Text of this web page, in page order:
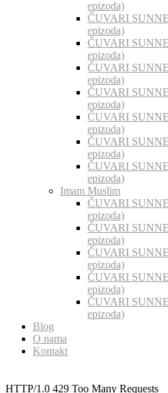
epizoda)
ČUVARI
epizoda)
ČUVARI
epizoda)
ČUVARI
epizoda)
ČUVARI
epizoda)
ČUVARI
epizoda)
ČUVARI
epizoda)
ČUVARI
epizoda)
Imam Muslim
ČUVARI
epizoda)
ČUVARI
epizoda)
ČUVARI
epizoda)
ČUVARI
epizoda)
ČUVARI
epizoda)
Blog
O nama
Kontakt
HTTP/1.0 429 Too Many Requests